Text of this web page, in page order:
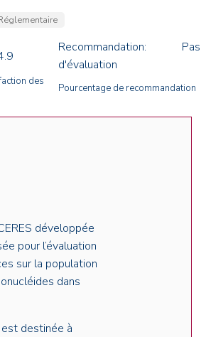
Recommandation: Pas
d'évaluation
des
Pourcentage de recommandation
développée
pour l’évaluation
sur la population
dans
destinée à